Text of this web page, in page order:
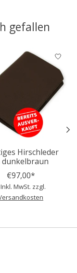
gefallen
Hirschleder
dunkelbraun
€97,00*
MwSt. zzgl.